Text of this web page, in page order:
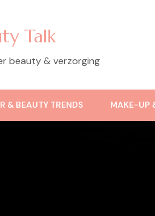
Talk
beauty & verzorging
& BEAUTY TRENDS MAKE-UP